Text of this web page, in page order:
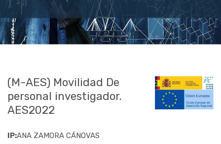
INVESTIGACIÓN
RRHH
ACCESO PERSONAL
(M-AES) Movilidad De
personal investigador.
AES2022
IP:ANA ZAMORA CÁNOVAS